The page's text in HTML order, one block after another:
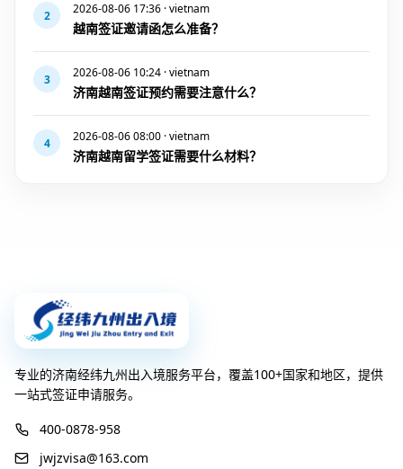
2 2026-08-06 17:36 · vietnam
越南签证邀请函怎么准备？
3 2026-08-06 10:24 · vietnam
济南越南签证预约需要注意什么？
4 2026-08-06 08:00 · vietnam
济南越南留学签证需要什么材料？
专业的济南经纬九州出入境服务平台，覆盖100+国家和地区，提供
一站式签证申请服务。
400-0878-958
jwjzvisa@163.com